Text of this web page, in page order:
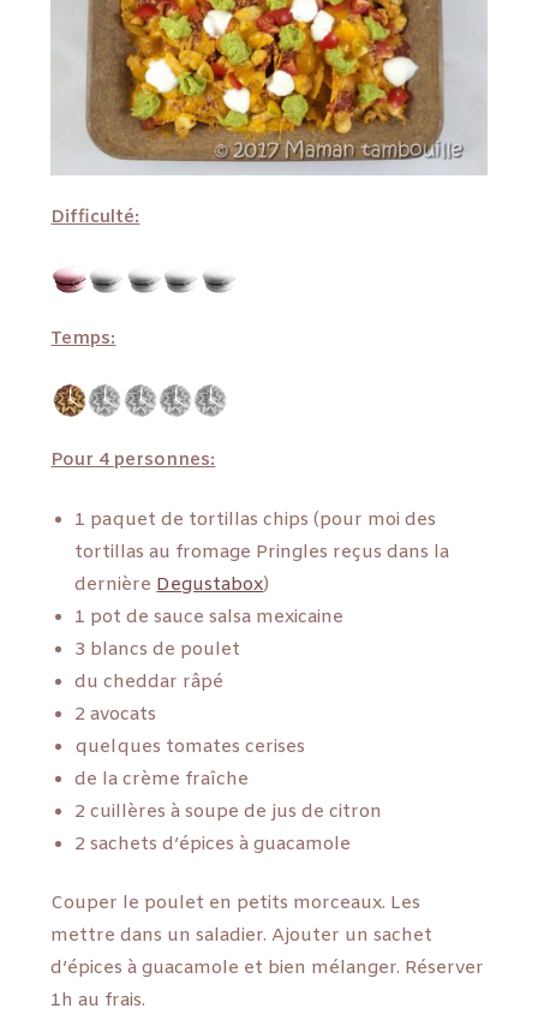
Difficulté:
Temps:
Pour 4 personnes:
1 paquet de tortillas chips (pour moi des
tortillas au fromage Pringles reçus dans la
dernière Degustabox)
1 pot de sauce salsa mexicaine
3 blancs de poulet
du cheddar râpé
2 avocats
quelques tomates cerises
de la crème fraîche
2 cuillères à soupe de jus de citron
2 sachets d’épices à guacamole
Couper le poulet en petits morceaux. Les
mettre dans un saladier. Ajouter un sachet
d’épices à guacamole et bien mélanger. Réserver
1h au frais.